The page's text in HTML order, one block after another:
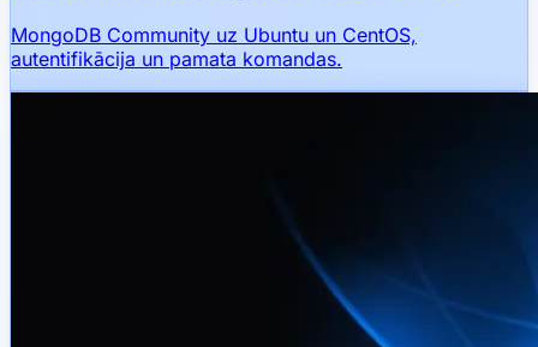
MongoDB Community uz Ubuntu un CentOS,
autentifikācija un pamata komandas.